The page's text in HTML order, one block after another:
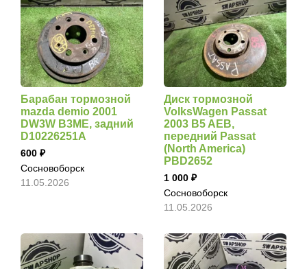
Барабан тормозной
mazda demio 2001
DW3W B3ME, задний
D10226251A
600
Сосновоборск
11.05.2026
Диск тормозной
VolksWagen Passat
2003 B5 AEB,
передний Passat
(North America)
PBD2652
1 000
Сосновоборск
11.05.2026